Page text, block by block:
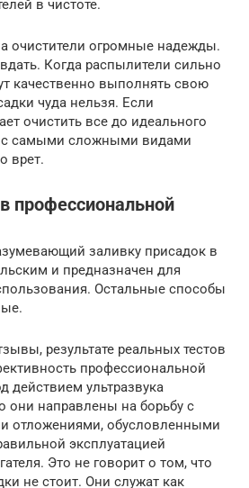
в чистоте.
очистители огромные надежды.
Когда распылители сильно
качественно выполнять свою
чуда нельзя. Если
очистить все до идеального
с самыми сложными видами
врет.
профессиональной
заливку присадок в
и предназначен для
Остальные способы
результате реальных тестов
профессиональной
действием ультразвука
направлены на борьбу с
отложениями, обусловленными
эксплуатацией
Это не говорит о том, что
не стоит. Они служат как